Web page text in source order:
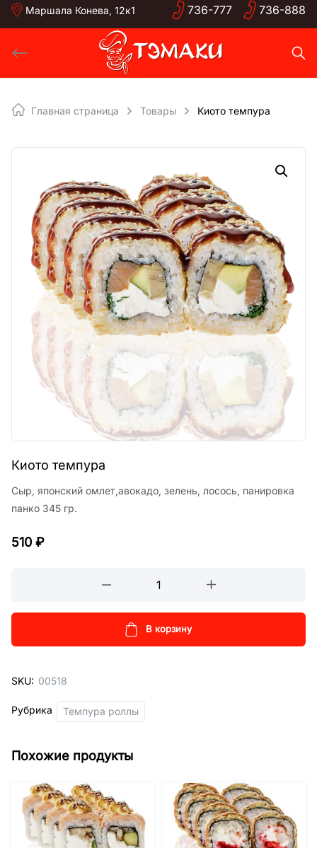
Skip
to
Маршала Конева, 12к1 736-777 736-888
Главная страница Товары Киото темпура
Киото темпура
Сыр, японский омлет,авокадо, зелень, лосось, панировка
панко 345 гр.
510 ₽
кол-
В корзину
SKU: 00518
Рубрика Темпура роллы
Похожие продукты